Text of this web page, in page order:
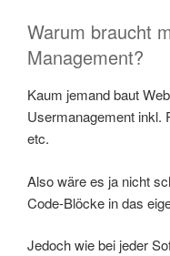
Warum braucht
Management?
Kaum jemand baut
Usermanagement inkl.
etc.
Also wäre es ja nicht
Code-Blöcke in das
Jedoch wie bei jeder